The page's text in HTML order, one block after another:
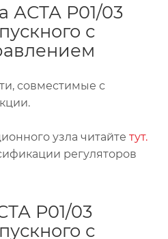
АСТА Р01/03
с
совместимые с
узла читайте тут.
регуляторов
Р01/03
с